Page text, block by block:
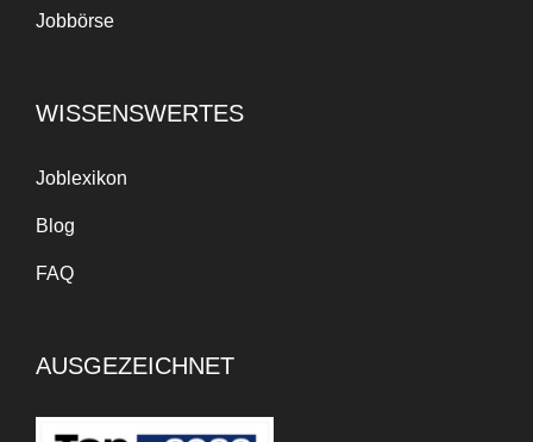
Jobbörse
WISSENSWERTES
Joblexikon
Blog
FAQ
AUSGEZEICHNET